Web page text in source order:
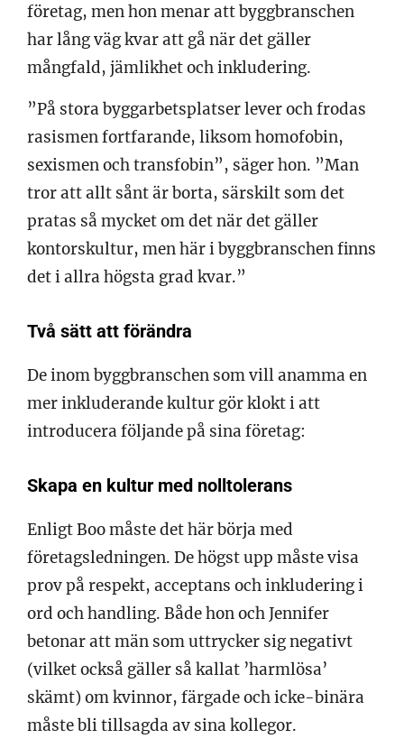
företag, men hon menar att byggbranschen
har lång väg kvar att gå när det gäller
mångfald, jämlikhet och inkludering.
”På stora byggarbetsplatser lever och frodas
rasismen fortfarande, liksom homofobin,
sexismen och transfobin”, säger hon. ”Man
tror att allt sånt är borta, särskilt som det
pratas så mycket om det när det gäller
kontorskultur, men här i byggbranschen finns
det i allra högsta grad kvar.”
Två sätt att förändra
De inom byggbranschen som vill anamma en
mer inkluderande kultur gör klokt i att
introducera följande på sina företag:
Skapa en kultur med nolltolerans
Enligt Boo måste det här börja med
företagsledningen. De högst upp måste visa
prov på respekt, acceptans och inkludering i
ord och handling. Både hon och Jennifer
betonar att män som uttrycker sig negativt
(vilket också gäller så kallat ’harmlösa’
skämt) om kvinnor, färgade och icke-binära
måste bli tillsagda av sina kollegor.